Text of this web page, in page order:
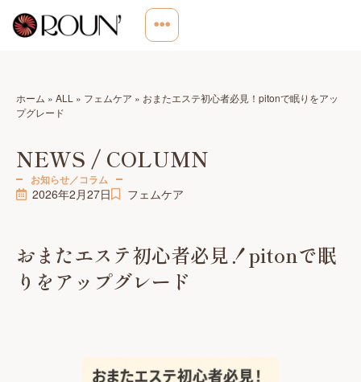
ホーム » ALL » フェムケア » おまたエステ初心者必見！pitonで眠りをアッ
プグレード
NEWS / COLUMN
お知らせ／コラム
2026年2月27日 フェムケア
おまたエステ初心者必見！pitonで眠
りをアップグレード